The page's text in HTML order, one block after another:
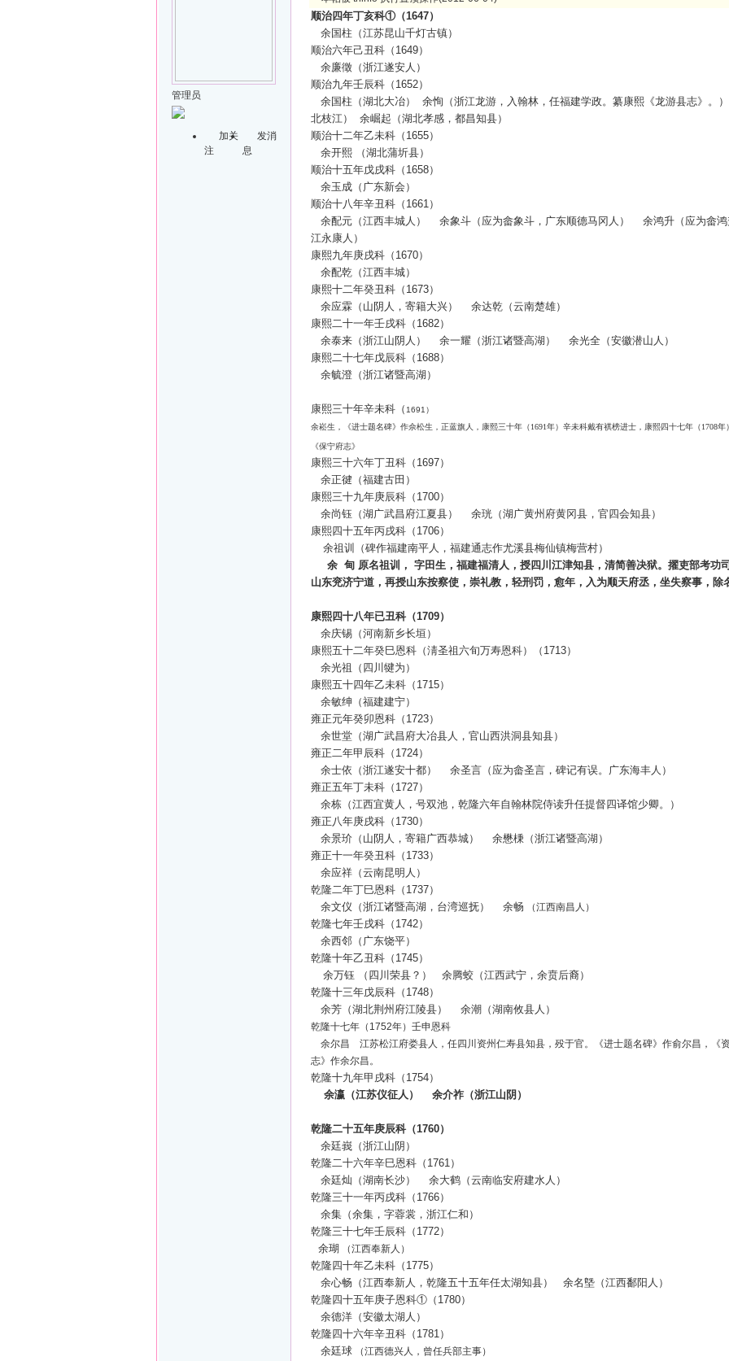
管理员
加关
注
发消
息
顺治四年丁亥科① （1647）
余国柱（江苏昆山千灯古镇）
顺治六年己丑科（ 1649）
余廉徵（浙江遂安人）
顺治九年壬辰科（ 1652）
余国柱（湖北大冶）
余恂（浙江龙游，入翰林，任福建学政。纂康熙《龙游县志》。）
北枝江）
余崛起（湖北孝感，都昌知县）
顺治十二年乙未科（ 1655）
余开熙
（湖北蒲圻县）
顺治十五年戊戌科（ 1658）
余玉成（广东新会）
顺治十八年辛丑科（ 1661）
余配元（江西丰城人）
余象斗（应为畲象斗，广东顺德马冈人） 余鸿升（应为畲鸿
江永康人）
康熙九年庚戌科（ 1670）
余配乾（江西丰城）
康熙十二年癸丑科（ 1673）
余应霖（山阴人，寄籍大兴）
余达乾（云南楚雄）
康熙二十一年壬戌科（ 1682）
余泰来（浙江山阴人）
余一耀（浙江诸暨高湖）
余光全（安徽潜山人）
康熙二十七年戊辰科（ 1688）
余毓澄（浙江诸暨高湖）
康熙三十年辛未科（ 1691 ）
余崧生，《进士题名碑》作佘松生，正蓝旗人，康熙三十年（1691年）辛未科戴有祺榜进士，康熙四十七年（1708年
《保宁府志》
康熙三十六年丁丑科（ 1697）
余正徤（福建古田）
康熙三十九年庚辰科（ 1700）
余尚钰（湖广武昌府江夏县）
余珖（湖广黄州府黄冈县，官四会知县）
康熙四十五年丙戌科（ 1706）
余祖训（碑作福建南平人，福建通志作尤溪县梅仙镇梅营村）
余 甸 原名祖训， 字田生，福建福清人，授四川江津知县，清简善决狱。擢吏部考功
山东兖济宁道，再授山东按察使，崇礼教，轻刑罚，愈年，入为顺天府丞，坐失察事，除
康熙四十八年已丑科（1709）
余庆锡（河南新乡长垣）
康熙五十二年癸巳恩科（淸圣祖六旬万寿恩科）（ 1713）
余光祖（四川犍为）
康熙五十四年乙未科（ 1715）
余敏绅（福建建宁）
雍正元年癸卯恩科（ 1723）
余世堂（湖广武昌府大冶县人，官山西洪洞县知县）
雍正二年甲辰科（ 1724）
余士依（浙江遂安十都）
余圣言（应为畲圣言，碑记有误。广东海丰人）
雍正五年丁未科（ 1727）
余栋（江西宜黄人，号双池，乾隆六年自翰林院侍读升任提督四译馆少卿。）
雍正八年庚戌科（ 1730）
余景玠（山阴人，寄籍广西恭城）
余懋棅（浙江诸暨高湖）
雍正十一年癸丑科（ 1733）
余应祥（云南昆明人）
乾隆二年丁巳恩科（ 1737）
余文仪（浙江诸暨高湖，台湾巡抚）
余畅 （江西南昌人）
乾隆七年壬戌科（ 1742）
余西邻（广东饶平）
乾隆十年乙丑科（ 1745）
余万钰
（四川荣县？）
余腾蛟（江西武宁，余贲后裔）
乾隆十三年戊辰科（ 1748）
余芳（湖北荆州府江陵县）
余潮（湖南攸县人）
乾隆十七年（1752年）壬申恩科
余尔昌 江苏松江府娄县人，任四川资州仁寿县知县，殁于官。《进士题名碑》作俞尔昌，《
志》作余尔昌。
乾隆十九年甲戌科（ 1754）
余瀛（江苏仪征人）
余介祚（浙江山阴）
乾隆二十五年庚辰科（1760）
余廷峩（浙江山阴）
乾隆二十六年辛巳恩科（ 1761）
余廷灿（湖南长沙）
余大鹤（云南临安府建水人）
乾隆三十一年丙戌科（ 1766）
余集（余集，字蓉裳，浙江仁和）
乾隆三十七年壬辰科（ 1772）
余瑚
（江西奉新人）
乾隆四十年乙未科（ 1775）
余心畅（江西奉新人，乾隆五十五年任太湖知县）
余名墍（江西鄱阳人）
乾隆四十五年庚子恩科① （ 1780）
余德洋（安徽太湖人）
乾隆四十六年辛丑科（ 1781）
余廷球
（江西德兴人，曾任兵部主事）